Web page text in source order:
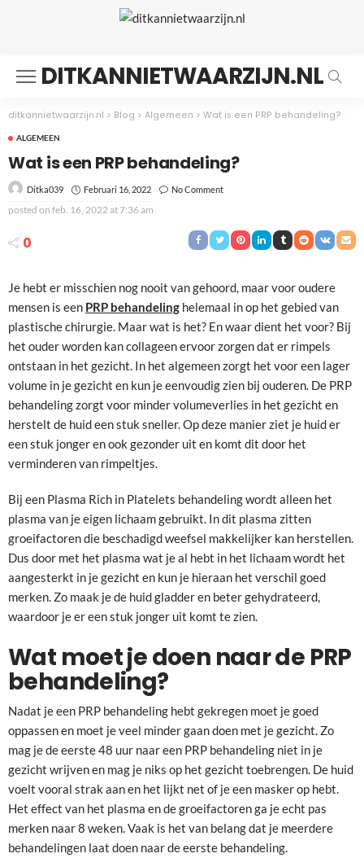
DITKANNIETWAARZIJN.NL
ditkannietwaarzijn.nl > Blog > Algemeen > Wat is een PRP behandeling?
ALGEMEEN
Wat is een PRP behandeling?
Ditka039 Februari 16, 2022 No Comment
posted on feb. 16, 2022 at 7:36 am
0
Je hebt er misschien nog nooit van gehoord, maar voor oudere
mensen is een PRP behandeling helemaal in op het gebied van
plastische chirurgie. Maar wat is het? En waar dient het voor? Bij
het ouder worden kan collageen ervoor zorgen dat er rimpels
ontstaan in het gezicht. In het algemeen zorgt het voor een lager
volume in je gezicht en kun je eenvoudig zien bij ouderen. De PRP
behandeling zorgt voor minder volumeverlies in het gezicht en
herstelt de huid een stuk sneller. Op deze manier ziet je huid er
een stuk jonger en ook gezonder uit en komt dit door het
verminderen van rimpeltjes.
Bij een Plasma Rich in Platelets behandeling wordt alleen het
plasma van je eigen lichaam gebruikt. In dit plasma zitten
groeifactoren die beschadigd weefsel makkelijker kan herstellen.
Dus door met het plasma wat je al hebt in het lichaam wordt het
aangesterkt in je gezicht en kun je hieraan het verschil goed
merken. Zo maak je de huid gladder en beter gehydrateerd,
waardoor je er een stuk jonger uit komt te zien.
Wat moet je doen naar de PRP
behandeling?
Nadat je een PRP behandeling hebt gekregen moet je goed
oppassen en moet je veel minder gaan doen met je gezicht. Zo
mag je de eerste 48 uur naar een PRP behandeling niet in je
gezicht wrijven en mag je niks op het gezicht toebrengen. De huid
voelt vooral strak aan en het lijkt net of je een masker op hebt.
Het effect van het plasma en de groeifactoren ga je echt pas
merken naar 8 weken. Vaak is het van belang dat je meerdere
behandelingen laat doen naar de eerste behandeling.